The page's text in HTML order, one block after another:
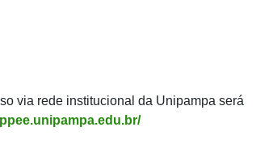
via rede institucional da Unipampa será